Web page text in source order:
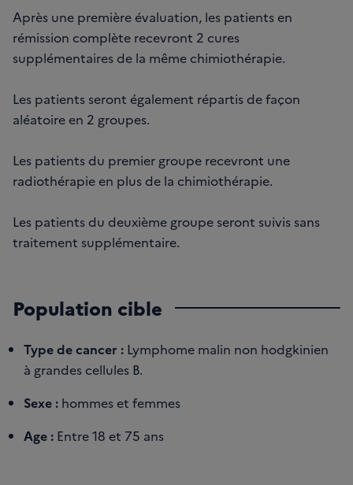
Après une première évaluation, les patients en
rémission complète recevront 2 cures
supplémentaires de la même chimiothérapie.
Les patients seront également répartis de façon
aléatoire en 2 groupes.
Les patients du premier groupe recevront une
radiothérapie en plus de la chimiothérapie.
Les patients du deuxième groupe seront suivis sans
traitement supplémentaire.
Population cible
Type de cancer : Lymphome malin non hodgkinien
à grandes cellules B.
Sexe : hommes et femmes
Age : Entre 18 et 75 ans